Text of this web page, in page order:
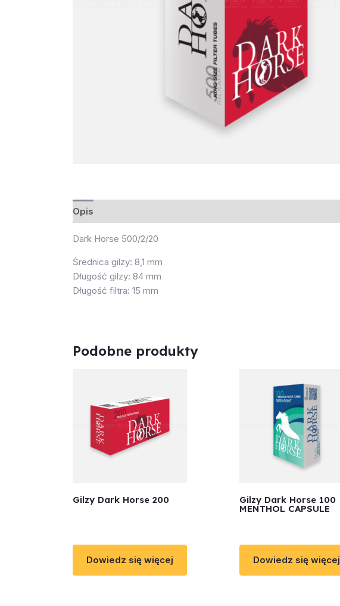
Opis
Dark Horse 500/2/20
Średnica gilzy: 8,1 mm
Długość gilzy: 84 mm
Długość filtra: 15 mm
Podobne produkty
Gilzy Dark Horse 200
Dowiedz się więcej
Gilzy Dark Horse 100
MENTHOL CAPSULE
Dowiedz się więcej